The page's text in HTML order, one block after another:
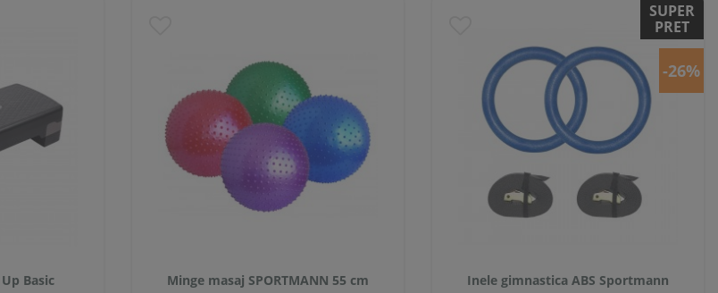
Basic
Minge masaj SPORTMANN 55 cm
SUPER
PRET
-26%
Inele gimnastica ABS Sportmann